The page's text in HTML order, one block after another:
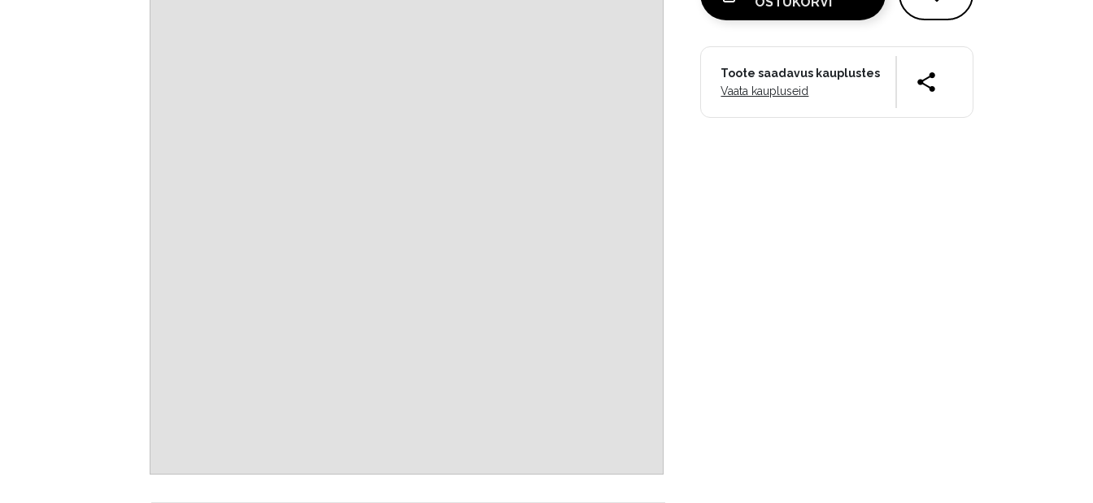
Toote saadavus kauplustes
Vaata kaupluseid